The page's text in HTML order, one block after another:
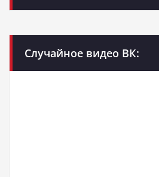
Случайное видео ВК: